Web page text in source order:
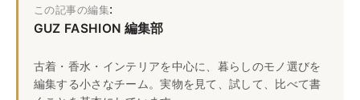
この記事の編集:
GUZ FASHION 編集部
古着・香水・インテリアを中心に、暮らしのモノ選びを
編集する小さなチーム。実物を見て、試して、比べて書